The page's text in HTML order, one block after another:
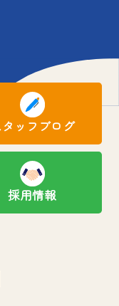
タッフブログ
採用情報